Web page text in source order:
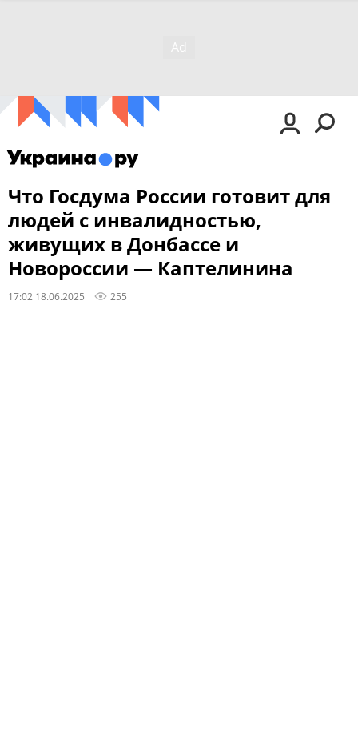
Что Госдума России готовит для
людей с инвалидностью,
живущих в Донбассе и
Новороссии — Каптелинина
17:02 18.06.2025 255